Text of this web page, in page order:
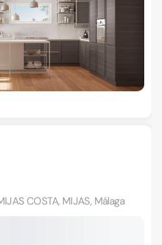
COSTA, MIJAS, Málaga